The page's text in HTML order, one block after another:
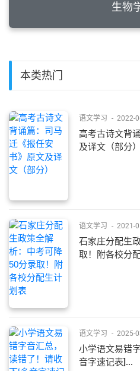
生物
本类热门
语文学习 - 2022-
高考古诗文背
及译文（部分
语文学习 - 2021-
石家庄分配生
取！附各校分
语文学习 - 2025-
小学语文易错
音字速记表]...